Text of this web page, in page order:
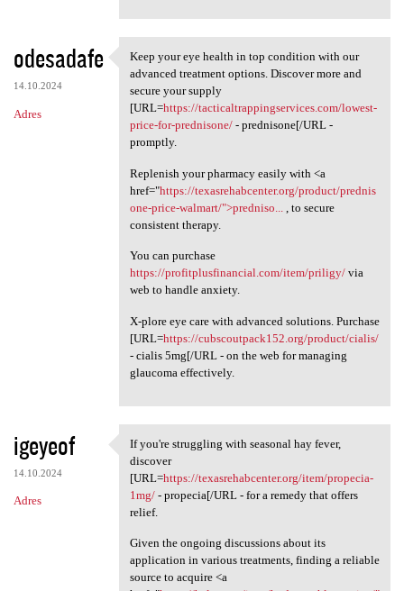
odesadafe
14.10.2024
Adres
Keep your eye health in top
Keep your eye health in top condition with our
advanced treatment options. Discover more and
secure your supply
[URL=https://tacticaltrappingservices.com/lowest-
price-for-prednisone/- prednisone[/URL -
promptly.
Replenish your pharmacy easily with <a
href="https://texasrehabcenter.org/product/prednis
one-price-walmart/">predniso...
, to secure
consistent therapy.
You can purchase
https://profitplusfinancial.com/item/priligy/via
web to handle anxiety.
X-plore eye care with advanced solutions. Purchase
[URL=https://cubscoutpack152.org/product/cialis/
- cialis 5mg[/URL - on the web for managing
glaucoma effectively.
igeyeof
14.10.2024
Adres
If you're struggling with
If you're struggling with seasonal hay fever,
discover
[URL=https://texasrehabcenter.org/item/propecia-
1mg/- propecia[/URL - for a remedy that offers
relief.
Given the ongoing discussions about its
application in various treatments, finding a reliable
source to acquire <a